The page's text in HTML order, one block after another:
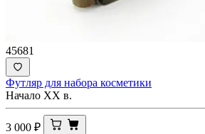
45681
Футляр для набора косметики
Начало XX в.
3 000 ₽